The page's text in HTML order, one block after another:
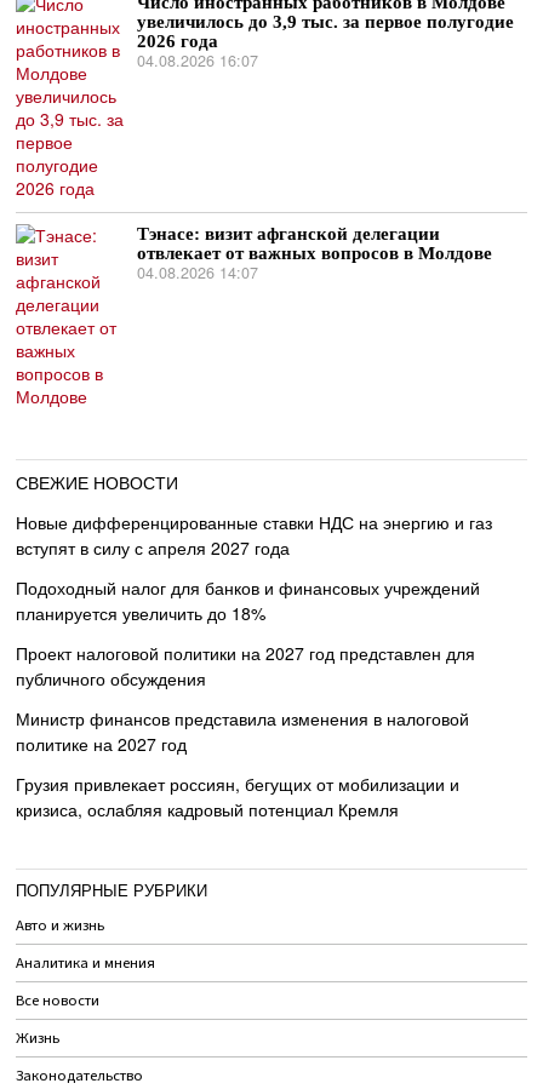
увеличилось до 3,9 тыс. за первое полугодие
2026 года
04.08.2026 16:07
Тэнасе: визит афганской делегации
отвлекает от важных вопросов в Молдове
04.08.2026 14:07
СВЕЖИЕ НОВОСТИ
Новые дифференцированные ставки НДС на энергию и газ
вступят в силу с апреля 2027 года
Подоходный налог для банков и финансовых учреждений
планируется увеличить до 18%
Проект налоговой политики на 2027 год представлен для
публичного обсуждения
Министр финансов представила изменения в налоговой
политике на 2027 год
Грузия привлекает россиян, бегущих от мобилизации и
кризиса, ослабляя кадровый потенциал Кремля
ПОПУЛЯРНЫЕ РУБРИКИ
Авто и жизнь
Аналитика и мнения
Все новости
Жизнь
Законодательство